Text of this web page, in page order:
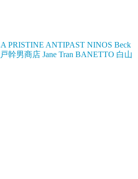
PRISTINE ANTIPAST NINOS Beck
幹男商店 Jane Tran BANETTO 白山